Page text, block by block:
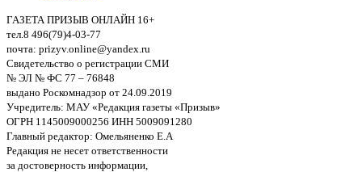
ГАЗЕТА ПРИЗЫВ ОНЛАЙН 16+
тел.8 496(79)4-03-77
почта: prizyv.online@yandex.ru
Свидетельство о регистрации СМИ
№ ЭЛ № ФС 77 – 76848
выдано Роскомнадзор от 24.09.2019
Учредитель: МАУ «Редакция газеты «Призыв»
ОГРН 1145009000256 ИНН 5009091280
Главный редактор: Омельяненко Е.А
Редакция не несет ответственности
за достоверность информации,